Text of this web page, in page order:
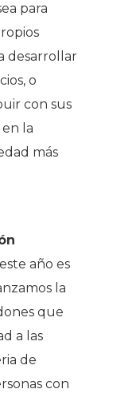
para
desarrollar
o
con sus
la
más
año es
la
que
a las
de
con